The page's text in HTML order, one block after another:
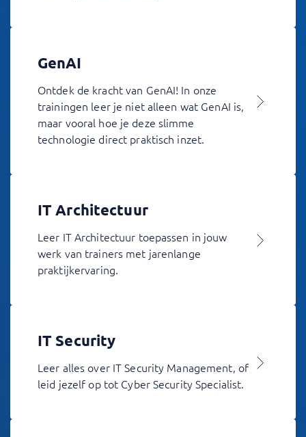
GenAI
Ontdek de kracht van GenAI! In onze
trainingen leer je niet alleen wat GenAI is,
maar vooral hoe je deze slimme
technologie direct praktisch inzet.
IT Architectuur
Leer IT Architectuur toepassen in jouw
werk van trainers met jarenlange
praktijkervaring.
IT Security
Leer alles over IT Security Management, of
leid jezelf op tot Cyber Security Specialist.